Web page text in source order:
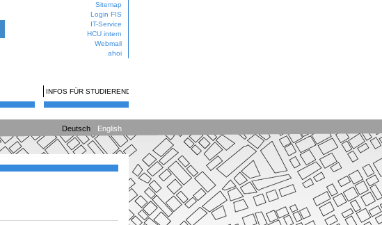
Sitemap
Login FIS
IT-Service
HCU intern
Webmail
ahoi
INFOS FÜR STUDIERENDE
Deutsch English